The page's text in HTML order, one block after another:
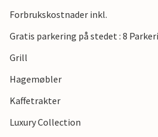
Forbrukskostnader inkl.
Gratis parkering på stedet : 8
Grill
Hagemøbler
Kaffetrakter
Luxury Collection